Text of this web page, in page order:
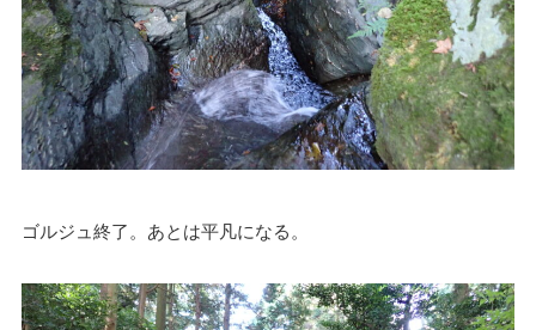
ゴルジュ終了。あとは平凡になる。